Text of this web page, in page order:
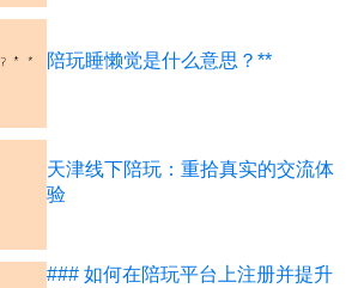
陪玩睡懒觉是什么意思？**
天津线下陪玩：重拾真实的交流体
验
### 如何在陪玩平台上注册并提升